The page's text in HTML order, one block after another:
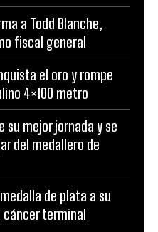
a Todd Blanche,
fiscal general
el oro y rompe
4×100 metro
su mejor jornada y se
del medallero de
de plata a su
terminal